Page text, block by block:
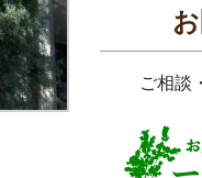
ご相談